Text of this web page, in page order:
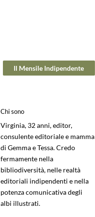
Il Mensile Indipendente
Chi sono
Virginia, 32 anni, editor,
consulente editoriale e mamma
di Gemma e Tessa. Credo
fermamente nella
bibliodiversità, nelle realtà
editoriali indipendenti e nella
potenza comunicativa degli
albi illustrati.